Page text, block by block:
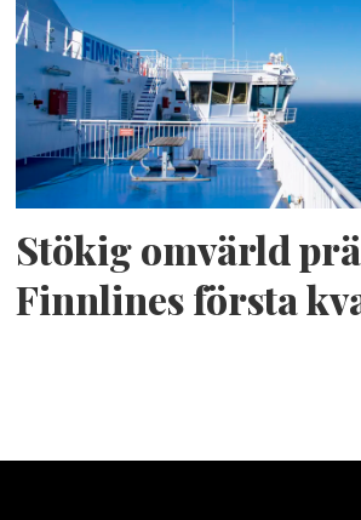
Stökig omvärld
Finnlines första